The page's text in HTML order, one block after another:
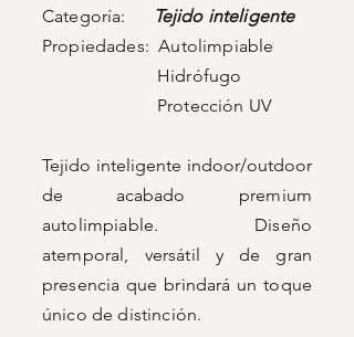
Categoría:
Tejido inteligente
Propiedades: Autolimpiable
Hidrófugo
Protección UV
Tejido inteligente indoor/outdoor
de acabado premium
autolimpiable. Diseño
atemporal, versátil y de gran
presencia que brindará un toque
único de distinción.